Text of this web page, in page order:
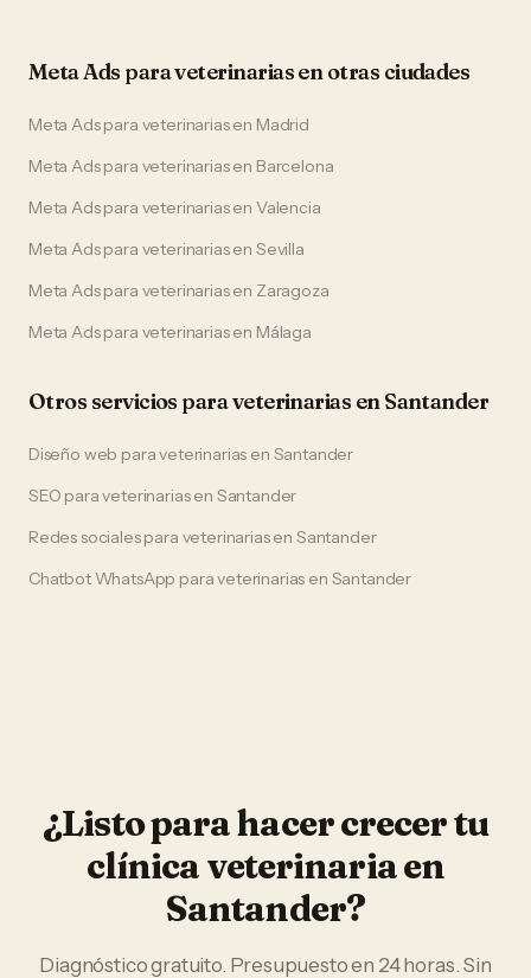
Meta Ads paraveterinariasen otras ciudades
Meta Adspara veterinariasen Madrid
Meta Adspara veterinariasen Barcelona
Meta Adspara veterinariasen Valencia
Meta Adspara veterinariasen Sevilla
Meta Adspara veterinariasen Zaragoza
Meta Adspara veterinariasen Málaga
Otros servicios paraveterinarias enSantander
Diseño web paraveterinarias en Santander
SEO paraveterinariasen Santander
Redes socialespara veterinariasen Santander
Chatbot WhatsApp paraveterinarias en Santander
¿Listo para hacer crecer tu
clínica veterinariaen
Santander?
Diagnóstico gratuito. Presupuesto en 24 horas. Sin